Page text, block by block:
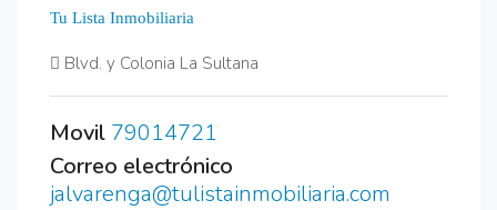
Tu Lista Inmobiliaria
Blvd. y Colonia La Sultana
Movil 79014721
Correo electrónico
jalvarenga@tulistainmobiliaria.com